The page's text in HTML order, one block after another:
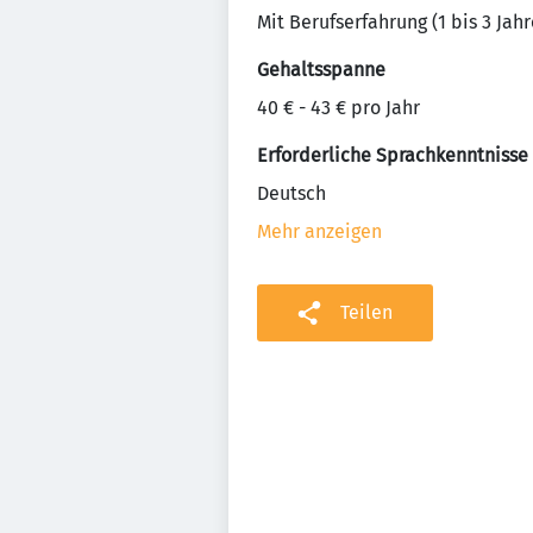
Mit Berufserfahrung (1 bis 3
Gehaltsspanne
40 € - 43 € pro Jahr
Erforderliche Sprachkenntnisse
Deutsch
Mehr anzeigen
Teilen